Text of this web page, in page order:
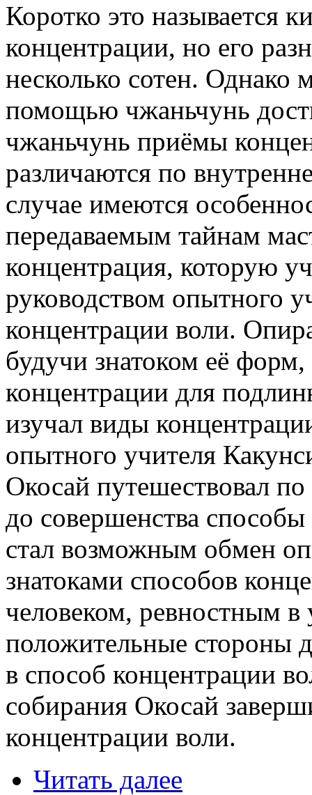
Коротко это называется
концентрации, но его
несколько сотен. Однако
помощью чжаньчунь
чжаньчунь приёмы
различаются по
случае имеются
передаваемым тайнам
концентрация, которую
руководством опытного
концентрации воли.
будучи знатоком её
концентрации для
изучал виды
опытного учителя
Окосай путешествовал
до совершенства
стал возможным обмен
знатоками способов
человеком, ревностным
положительные стороны
в способ концентрации
собирания Окосай
концентрации воли.
Читать далее